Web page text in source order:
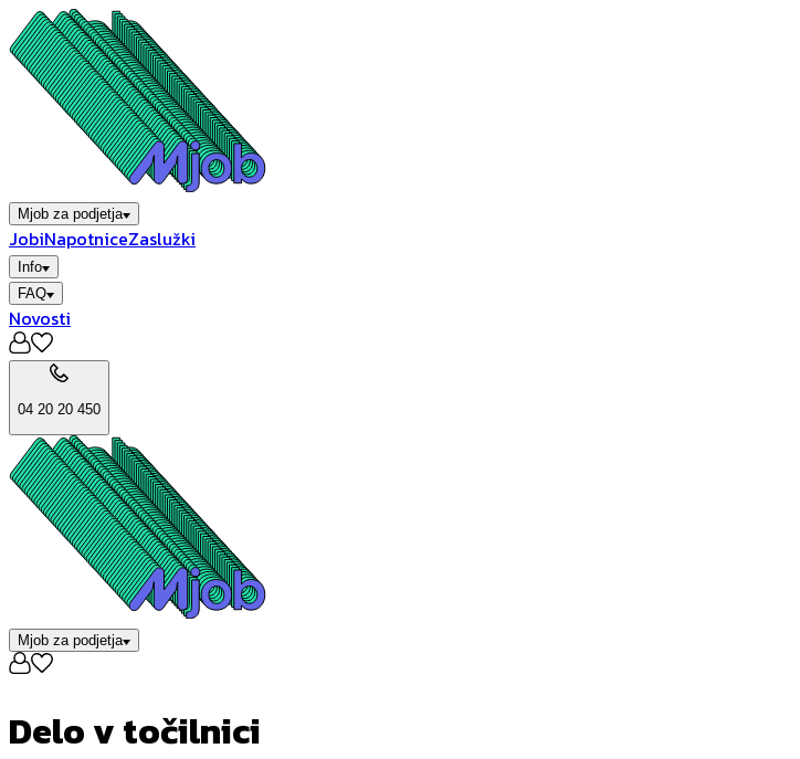
Mjob za podjetja
JobiNapotniceZaslužki
Info
FAQ
Novosti
04 20 20 450
Mjob za podjetja
Delo v točilnici